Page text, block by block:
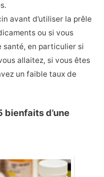
avant d’utiliser la prêle
ou si vous
santé, en particulier si
allaitez, si vous êtes
un faible taux de
bienfaits d’une